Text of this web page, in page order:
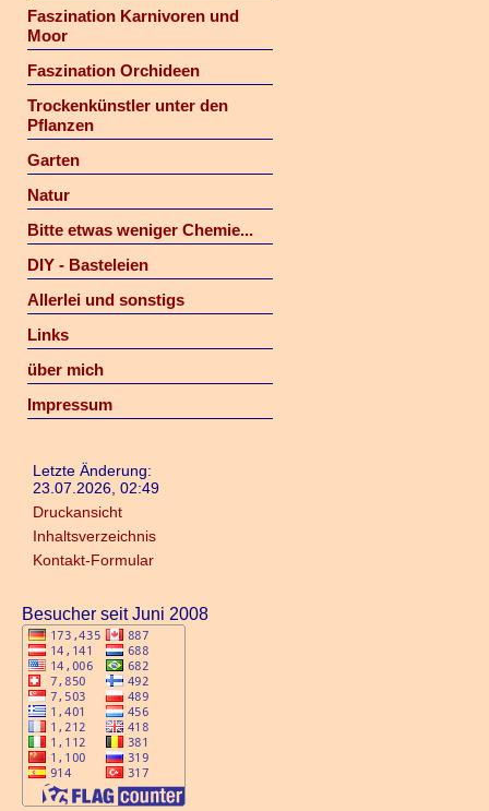
Faszination Karnivoren und
Moor
Faszination Orchideen
Trockenkünstler unter den
Pflanzen
Garten
Natur
Bitte etwas weniger Chemie...
DIY - Basteleien
Allerlei und sonstigs
Links
über mich
Impressum
Letzte Änderung:
23.07.2026, 02:49
Druckansicht
Inhaltsverzeichnis
Kontakt-Formular
Besucher seit Juni 2008